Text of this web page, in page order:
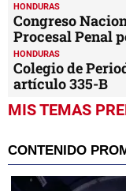
HONDURAS
Congreso
Procesal Penal
HONDURAS
Colegio de
artículo 335-B
MIS TEMAS